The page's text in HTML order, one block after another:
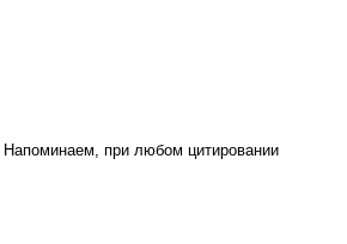
Напоминаем, при любом цитировании